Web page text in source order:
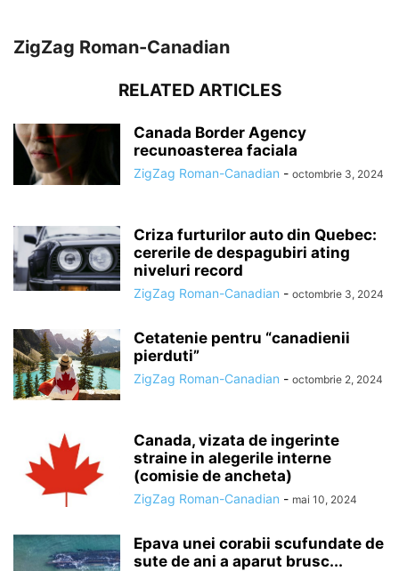
ZigZag Roman-Canadian
RELATED ARTICLES
Canada Border Agency
recunoasterea faciala
ZigZag Roman-Canadian - octombrie 3, 2024
Criza furturilor auto din Quebec:
cererile de despagubiri ating
niveluri record
ZigZag Roman-Canadian - octombrie 3, 2024
Cetatenie pentru “canadienii
pierduti”
ZigZag Roman-Canadian - octombrie 2, 2024
Canada, vizata de ingerinte
straine in alegerile interne
(comisie de ancheta)
ZigZag Roman-Canadian - mai 10, 2024
Epava unei corabii scufundate de
sute de ani a aparut brusc...